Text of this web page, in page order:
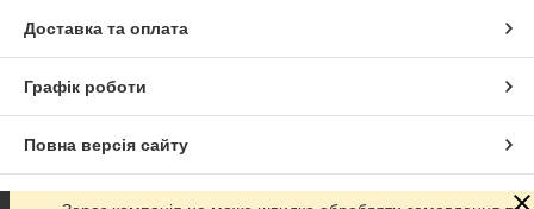
Доставка та оплата
Графік роботи
Повна версія сайту
Сайт створено на маркетплейсіProm.ua